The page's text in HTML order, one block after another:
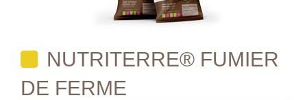
NUTRITERRE® FUMIER
DE FERME